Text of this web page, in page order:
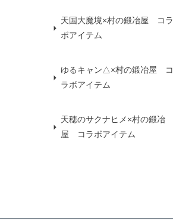
天国大魔境×村の鍛冶屋 コラ
ボアイテム
ゆるキャン△×村の鍛冶屋 コ
ラボアイテム
天穂のサクナヒメ×村の鍛冶
屋 コラボアイテム